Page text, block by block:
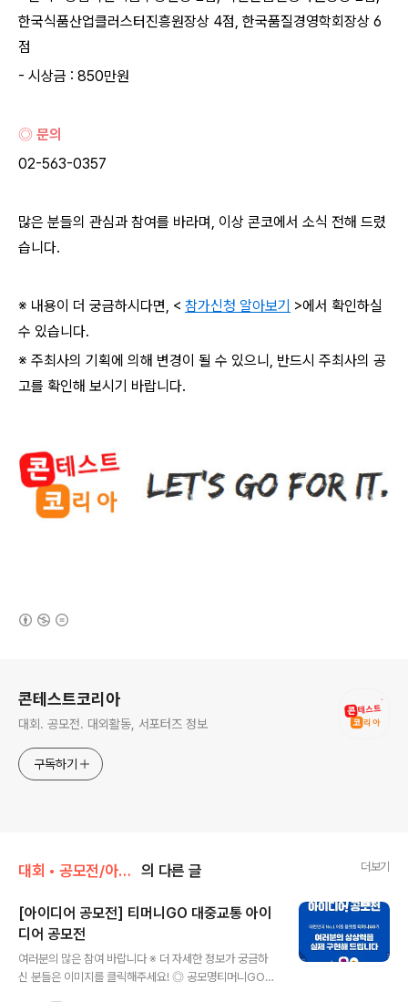
한국식품산업클러스터진흥원장상 4점, 한국품질경영학회장상 6
점
- 시상금 : 850만원
◎ 문의
02-563-0357
많은 분들의 관심과 참여를 바라며, 이상 콘코에서 소식 전해 드렸
습니다.
※ 내용이 더 궁금하시다면, < 참가신청 알아보기 >에서 확인하실
수 있습니다.
※ 주최사의 기획에 의해 변경이 될 수 있으니, 반드시 주최사의 공
고를 확인해 보시기 바랍니다.
콘테스트코리아
대회. 공모전. 대외활동, 서포터즈 정보
구독하기
대회 • 공모전/아이디어 • 제안 의 다른 글 더보기
[아이디어 공모전] 티머니GO 대중교통 아이
디어 공모전
여러분의 많은 참여 바랍니다 ※ 더 자세한 정보가 궁금하
신 분들은 이미지를 클릭해주세요! ◎ 공모명티머니GO